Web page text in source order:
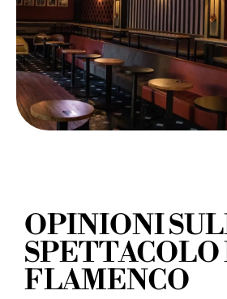
OPINIONI
SPETTACOLO
FLAMENCO